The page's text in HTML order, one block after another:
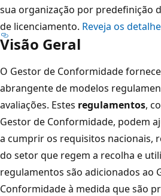
sua organização por predefinição
de licenciamento. Reveja os
Visão Geral
O Gestor de Conformidade
abrangente de modelos
avaliações. Estes regulamentos,
Gestor de Conformidade, podem
a cumprir os requisitos nacionais,
do setor que regem a recolha e
regulamentos são adicionados ao
Conformidade à medida que são